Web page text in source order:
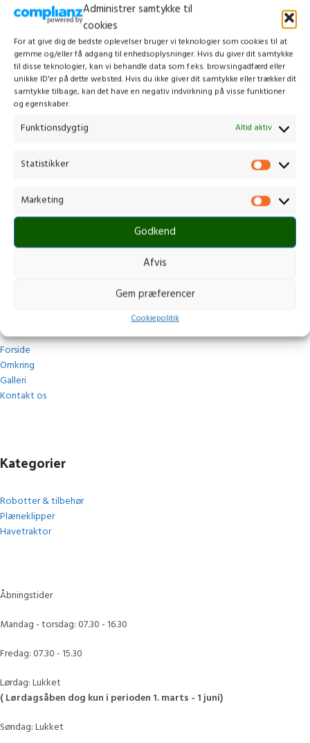
Administrer samtykke til
cookies
For at give dig de bedste oplevelser bruger vi teknologier som cookies til at
gemme og/eller få adgang til enhedsoplysninger. Hvis du giver dit samtykke
til disse teknologier, kan vi behandle data som f.eks. browsingadfærd eller
unikke ID'er på dette websted. Hvis du ikke giver dit samtykke eller trækker dit
samtykke tilbage, kan det have en negativ indvirkning på visse funktioner
og egenskaber.
Funktionsdygtig Altid aktiv
Statistikker
Marketing
Godkend
Afvis
Gem præferencer
Cookiepolitik
+45 7484 5090
post@stops.dk
Forside
Omkring
Galleri
Kontakt os
Kategorier
Robotter & tilbehør
Plæneklipper
Havetraktor
Åbningstider
Mandag - torsdag: 07.30 - 16.30
Fredag: 07.30 - 15.30
Lørdag: Lukket
( Lørdagsåben dog kun i perioden 1. marts - 1 juni)
Søndag: Lukket